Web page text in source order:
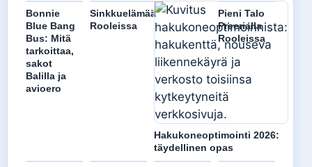
Bonnie
Blue Bang
Bus: Mitä
tarkoittaa,
sakot
Balilla ja
avioero
Sinkkuelämää
Rooleissa
Hakukoneoptimointi 2026:
täydellinen opas
Pieni Talo
Preerialla
Rooleissa